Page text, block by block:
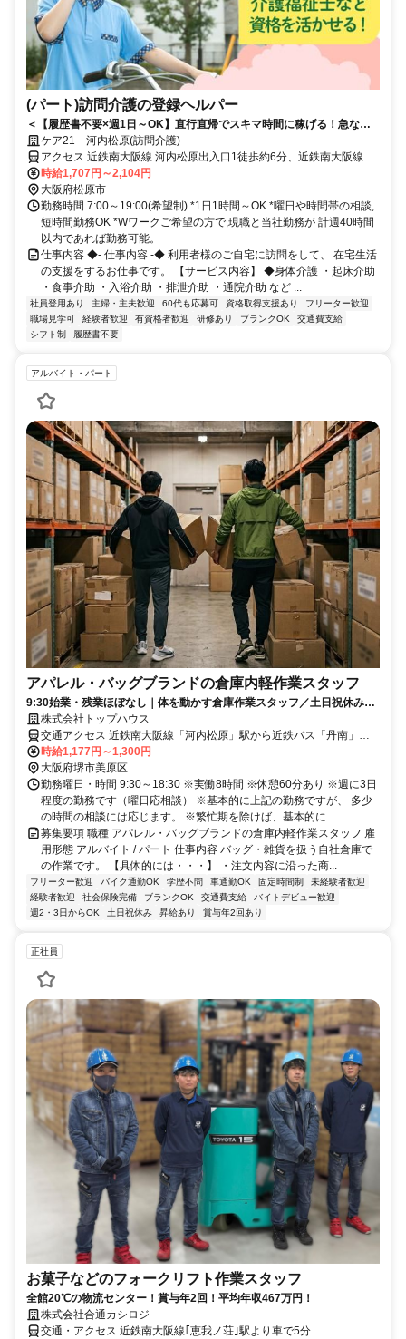
(パート)訪問介護の登録ヘルパー
＜【履歴書不要×週1日～OK】直行直帰でスキマ時間に稼げる！急なキ
ャンセルも手当有！定年無し！＞★履歴書の準備不要★未経験者OK！働
きやすいシフト制！急なキャンセルが発生した場合でも手当で給与を補
償！
ケア21 河内松原(訪問介護)
アクセス 近鉄南大阪線 河内松原出入口1徒歩約6分、近鉄南大阪線 高
見ノ里徒歩約18分、近鉄南大阪線 恵我ノ荘出入口2徒歩約20分 近鉄
南大阪線「河内松原」駅から徒歩約10分
時給1,707円～2,104円
大阪府松原市
勤務時間 7:00～19:00(希望制) *1日1時間～OK *曜日や時間帯の相談,
短時間勤務OK *Wワークご希望の方で,現職と当社勤務が 計週40時間
以内であれば勤務可能。
仕事内容 ◆- 仕事内容 -◆ 利用者様のご自宅に訪問をして、 在宅生活
の支援をするお仕事です。 【サービス内容】 ◆身体介護 ・起床介助
・食事介助 ・入浴介助 ・排泄介助 ・通院介助 など ...
社員登用あり 主婦・主夫歓迎 60代も応募可 資格取得支援あり
フリーター歓迎
職場見学可
経験者歓迎 有資格者歓迎 研修あり ブランクOK
交通費支給
シフト制
履歴書不要
アルバイト・パート
アパレル・バッグブランドの倉庫内軽作業スタッフ
9:30始業・残業ほぼなし｜体を動かす倉庫作業スタッフ／土日祝休み／
福利厚生充実！／週に3日でOK♪
株式会社トップハウス
交通アクセス 近鉄南大阪線「河内松原」駅から近鉄バス「丹南」停
下車、徒歩10分 ※自宅や最寄り駅から自転車で通勤しているスタッ
フもいます （車通勤・バイク通勤・自転車通勤には規定により通勤
手当支給）
時給1,177円～1,300円
大阪府堺市美原区
勤務曜日・時間 9:30～18:30 ※実働8時間 ※休憩60分あり ※週に3日
程度の勤務です（曜日応相談） ※基本的に上記の勤務ですが、 多少
の時間の相談には応じます。 ※繁忙期を除けば、基本的に...
募集要項 職種 アパレル・バッグブランドの倉庫内軽作業スタッフ 雇
用形態 アルバイト / パート 仕事内容 バッグ・雑貨を扱う自社倉庫で
の作業です。 【具体的には・・・】 ・注文内容に沿った商...
フリーター歓迎 バイク通勤OK 学歴不問 車通勤OK 固定時間制
未経験者歓迎
経験者歓迎
社会保険完備 ブランクOK 交通費支給
バイトデビュー歓迎
週2・3日からOK
土日祝休み 昇給あり 賞与年2回あり
正社員
お菓子などのフォークリフト作業スタッフ
全館20℃の物流センター！賞与年2回！平均年収467万円！
株式会社合通カシロジ
交通・アクセス 近鉄南大阪線｢恵我ノ荘｣駅より車で5分